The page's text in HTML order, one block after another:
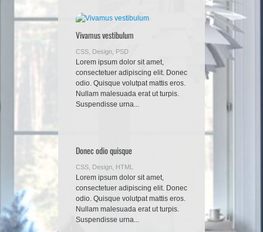
Vivamus vestibulum
CSS Design PSD
Lorem ipsum dolor sit amet,
consectetuer adipiscing elit. Donec
odio. Quisque volutpat mattis eros.
Nullam malesuada erat ut turpis.
Suspendisse urna...
Donec odio quisque
CSS Design HTML
Lorem ipsum dolor sit amet,
consectetuer adipiscing elit. Donec
odio. Quisque volutpat mattis eros.
Nullam malesuada erat ut turpis.
Suspendisse urna...